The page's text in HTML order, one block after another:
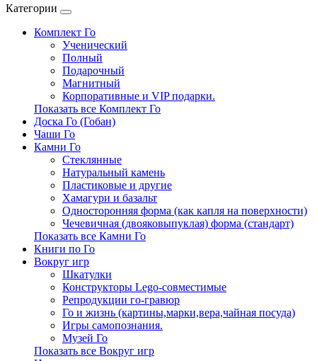
Категории
Комплект Го
Ученический
Полный
Подарочный
Магнитный
Корпоративные и VIP подарки.
Показать все Комплект Го
Доска Го (Гобан)
Чаши Го
Камни Го
Стеклянные
Натуральный камень
Пластиковые и другие
Хамагури и базальт
Односторонняя форма (как капля на поверхности)
Чечевичная (двояковыпуклая) форма (стандарт)
Показать все Камни Го
Книги по Го
Вокруг игр
Шкатулки
Конструкторы Lego-совместимые
Репродукции го-гравюр
Го и жизнь (картины,марки,вера,чайная посуда)
Игры самопознания.
Музей Го
Показать все Вокруг игр